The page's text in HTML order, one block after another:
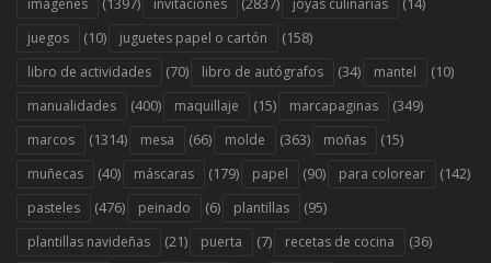
juegos (10) juguetes papel o cartón (158)
libro de actividades (70) libro de autógrafos (34) mantel (10)
manualidades (400) maquillaje (15) marcapaginas (349)
marcos (1314) mesa (66) molde (363) moñas (15)
muñecas (40) máscaras (179) papel (90) para colorear (142)
pasteles (476) peinado (6) plantillas (95)
plantillas navideñas (21) puerta (7) recetas de cocina (36)